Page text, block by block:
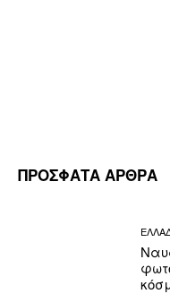
ΠΡΟΣΦΑΤΑ ΑΡΘΡΑ